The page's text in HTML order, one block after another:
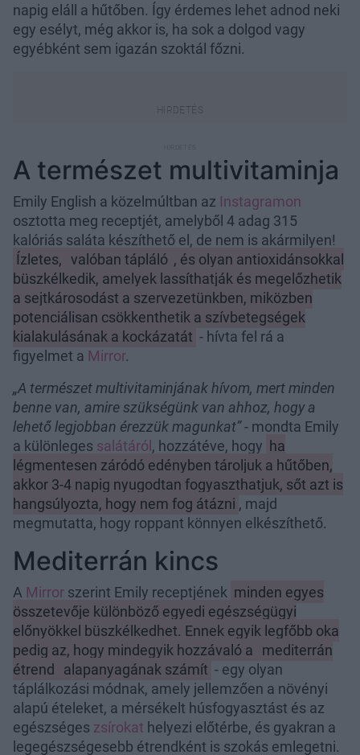
napig eláll a hűtőben. Így érdemes lehet adnod neki
egy esélyt, még akkor is, ha sok a dolgod vagy
egyébként sem igazán szoktál főzni.
A természet multivitaminja
Emily English a közelmúltban az Instagramon
osztotta meg receptjét, amelyből 4 adag 315
kalóriás saláta készíthető el, de nem is akármilyen!
Ízletes, valóban tápláló , és olyan antioxidánsokkal
büszkélkedik, amelyek lassíthatják és megelőzhetik
a sejtkárosodást a szervezetünkben, miközben
potenciálisan csökkenthetik a szívbetegségek
kialakulásának a kockázatát - hívta fel rá a
figyelmet a Mirror.
„A természet multivitaminjának hívom, mert minden
benne van, amire szükségünk van ahhoz, hogy a
lehető legjobban érezzük magunkat”- mondta Emily
a különleges salátáról, hozzátéve, hogy ha
légmentesen záródó edényben tároljuk a hűtőben,
akkor 3-4 napig nyugodtan fogyaszthatjuk, sőt azt is
hangsúlyozta, hogy nem fog átázni , majd
megmutatta, hogy roppant könnyen elkészíthető.
Mediterrán kincs
A Mirror szerint Emily receptjének minden egyes
összetevője különböző egyedi egészségügyi
előnyökkel büszkélkedhet. Ennek egyik legfőbb oka
pedig az, hogy mindegyik hozzávaló a
mediterrán
étrend
alapanyagának számít - egy olyan
táplálkozási módnak, amely jellemzően a növényi
alapú ételeket, a mérsékelt húsfogyasztást és az
egészséges zsírokat helyezi előtérbe, és gyakran a
legegészségesebb étrendként is szokás emlegetni.